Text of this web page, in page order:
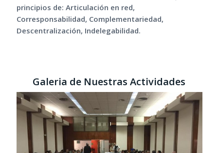
principios de: Articulación en red,
Corresponsabilidad, Complementariedad,
Descentralización, Indelegabilidad.
Galeria de Nuestras Actividades